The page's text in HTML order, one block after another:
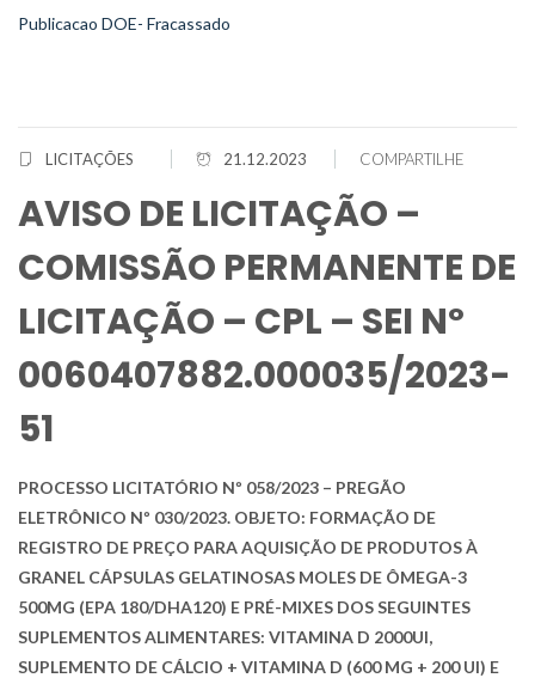
Publicacao DOE- Fracassado
LICITAÇÕES 21.12.2023 COMPARTILHE
AVISO DE LICITAÇÃO –
COMISSÃO PERMANENTE DE
LICITAÇÃO – CPL – SEI Nº
0060407882.000035/2023-
51
PROCESSO LICITATÓRIO Nº 058/2023 – PREGÃO
ELETRÔNICO Nº 030/2023. OBJETO: FORMAÇÃO DE
REGISTRO DE PREÇO PARA AQUISIÇÃO DE PRODUTOS À
GRANEL CÁPSULAS GELATINOSAS MOLES DE ÔMEGA-3
500MG (EPA 180/DHA120) E PRÉ-MIXES DOS SEGUINTES
SUPLEMENTOS ALIMENTARES: VITAMINA D 2000UI,
SUPLEMENTO DE CÁLCIO + VITAMINA D (600 MG + 200 UI) E